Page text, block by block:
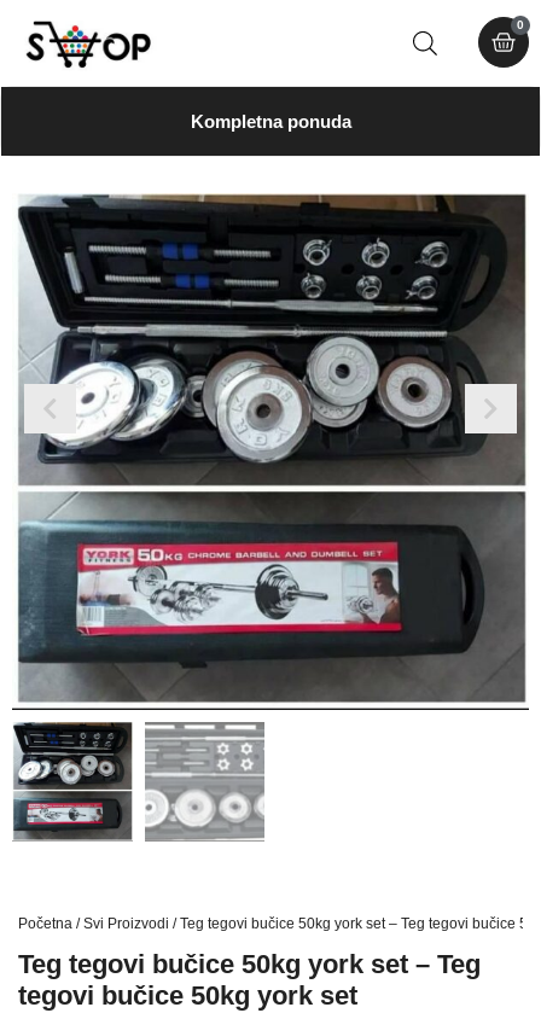
0
Kompletna ponuda
Početna /Svi Proizvodi / Teg tegovi bučice 50kg york set – Teg tegovi bučice
Teg tegovi bučice 50kg york set – Teg
tegovi bučice 50kg york set